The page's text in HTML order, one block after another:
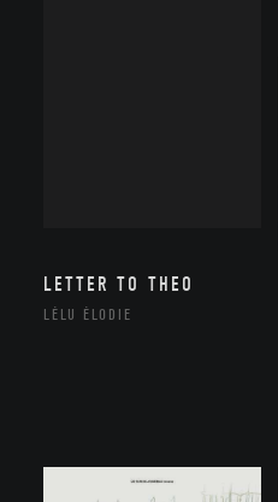
LETTER TO THEO
LÉLU ÉLODIE